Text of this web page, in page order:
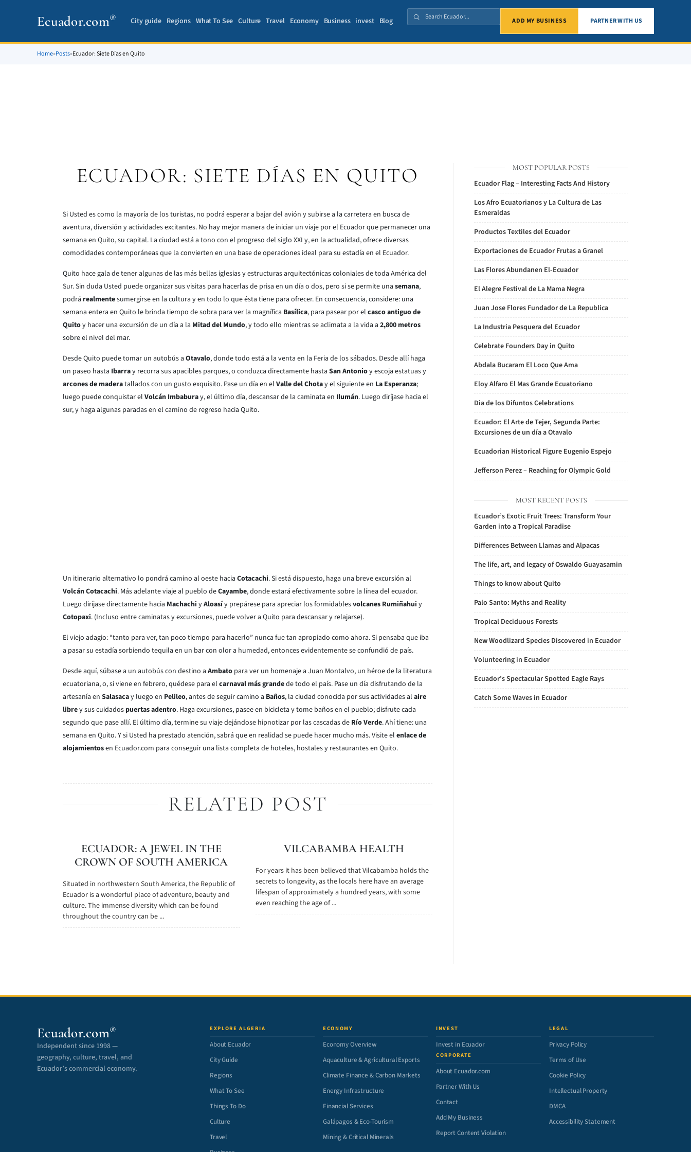
Ecuador.com® City guide Regions What To See Culture Travel Economy Business invest Blog ADD MY BUSINESS PARTNER WITH US
Home»Posts»Ecuador: Siete Días en Quito
ECUADOR: SIETE DÍAS EN QUITO
Si Usted es como la mayoría de los turistas, no podrá esperar a bajar del avión y subirse a la carretera en busca de
aventura, diversión y actividades excitantes. No hay mejor manera de iniciar un viaje por el Ecuador que permanecer una
semana en Quito, su capital. La ciudad está a tono con el progreso del siglo XXI y, en la actualidad, ofrece diversas
comodidades contemporáneas que la convierten en una base de operaciones ideal para su estadía en el Ecuador.
Quito hace gala de tener algunas de las más bellas iglesias y estructuras arquitectónicas coloniales de toda América del
Sur. Sin duda Usted puede organizar sus visitas para hacerlas de prisa en un día o dos, pero si se permite una semana,
podrá realmentesumergirse en la cultura y en todo lo que ésta tiene para ofrecer. En consecuencia, considere: una
semana entera en Quito le brinda tiempo de sobra para ver la magnífica Basílica, para pasear por el casco antiguo de
Quitoy hacer una excursión de un día a la Mitad del Mundo, y todo ello mientras se aclimata a la vida a 2,800 metros
sobre el nivel del mar.
Desde Quito puede tomar un autobús a Otavalo, donde todo está a la venta en la Feria de los sábados. Desde allí haga
un paseo hasta Ibarray recorra sus apacibles parques, o conduzca directamente hasta San Antonioy escoja estatuas y
arcones de maderatallados con un gusto exquisito. Pase un día en el Valle del Chotay el siguiente en La Esperanza;
luego puede conquistar el Volcán Imbaburay, el último día, descansar de la caminata en Ilumán. Luego diríjase hacia el
sur, y haga algunas paradas en el camino de regreso hacia Quito.
Un itinerario alternativo lo pondrá camino al oeste hacia Cotacachi. Si está dispuesto, haga una breve excursión al
Volcán Cotacachi. Más adelante viaje al pueblo deCayambe, donde estará efectivamente sobre la línea del ecuador.
Luego diríjase directamente hacia Machachi yAloasíy prepárese para apreciar los formidablesvolcanes Rumiñahui y
Cotopaxi. (Incluso entre caminatas y excursiones, puede volver a Quito para descansar y relajarse).
El viejo adagio: “tanto para ver, tan poco tiempo para hacerlo” nunca fue tan apropiado como ahora. Si pensaba que iba
a pasar su estadía sorbiendo tequila en un bar con olor a humedad, entonces evidentemente se confundió de país.
Desde aquí, súbase a un autobús con destino a Ambato para ver un homenaje a Juan Montalvo, un héroe de la literatura
ecuatoriana, o, si viene en febrero, quédese para el carnaval más grandede todo el país. Pase un día disfrutando de la
artesanía en Salasacay luego en Pelileo, antes de seguir camino a Baños, la ciudad conocida por sus actividades al aire
librey sus cuidados puertas adentro. Haga excursiones, pasee en bicicleta y tome baños en el pueblo; disfrute cada
segundo que pase allí. El último día, termine su viaje dejándose hipnotizar por las cascadas de Río Verde.Ahí tiene: una
semana en Quito. Y si Usted ha prestado atención, sabrá que en realidad se puede hacer mucho más. Visite el enlace de
alojamientosen Ecuador.com para conseguir una lista completa de hoteles, hostales y restaurantes en Quito.
RELATED POST
ECUADOR: A JEWEL IN THE
CROWN OF SOUTH AMERICA
Situated in northwestern South America, the Republic of
Ecuador is a wonderful place of adventure, beauty and
culture. The immense diversity which can be found
throughout the country can be ...
VILCABAMBA HEALTH
For years it has been believed that Vilcabamba holds the
secrets to longevity, as the locals here have an average
lifespan of approximately a hundred years, with some
even reaching the age of ...
MOST POPULAR POSTS
Ecuador Flag – Interesting Facts And History
Los Afro Ecuatorianos y La Cultura de Las
Esmeraldas
Productos Textiles del Ecuador
Exportaciones de Ecuador Frutas a Granel
Las Flores Abundanen El-Ecuador
El Alegre Festival de La Mama Negra
Juan Jose Flores Fundador de La Republica
La Industria Pesquera del Ecuador
Celebrate Founders Day in Quito
Abdala Bucaram El Loco Que Ama
Eloy Alfaro El Mas Grande Ecuatoriano
Dia de los Difuntos Celebrations
Ecuador: El Arte de Tejer, Segunda Parte:
Excursiones de un día a Otavalo
Ecuadorian Historical Figure Eugenio Espejo
Jefferson Perez – Reaching for Olympic Gold
MOST RECENT POSTS
Ecuador’s Exotic Fruit Trees: Transform Your
Garden into a Tropical Paradise
Differences Between Llamas and Alpacas
The life, art, and legacy of Oswaldo Guayasamin
Things to know about Quito
Palo Santo: Myths and Reality
Tropical Deciduous Forests
New Woodlizard Species Discovered in Ecuador
Volunteering in Ecuador
Ecuador’s Spectacular Spotted Eagle Rays
Catch Some Waves in Ecuador
Ecuador.com®
Independent since 1998 —
geography, culture, travel, and
Ecuador’s commercial economy.
EXPLORE ALGERIA
About Ecuador
City Guide
Regions
What To See
Things To Do
Culture
Travel
ECONOMY
Economy Overview
Aquaculture & Agricultural Exports
Climate Finance & Carbon Markets
Energy Infrastructure
Financial Services
Galápagos & Eco-Tourism
Mining & Critical Minerals
INVEST
Invest in Ecuador
CORPORATE
About Ecuador.com
Partner With Us
Contact
Add My Business
Report Content Violation
LEGAL
Privacy Policy
Terms of Use
Cookie Policy
Intellectual Property
DMCA
Accessibility Statement